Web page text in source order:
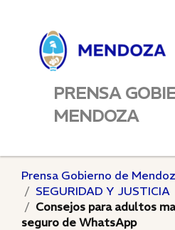
PRENSA
MENDOZA
Prensa Gobierno de
SEGURIDAD Y JUSTICIA
Consejos para adultos
seguro de WhatsApp